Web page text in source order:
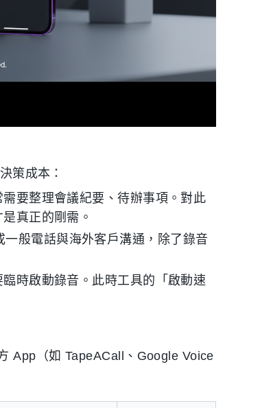
策成本：
要整理會議紀要、待辦事項。對此
真正的剛需。
般電話與海外客戶溝通，除了錄音
時啟動錄音。此時工具的「啟動速
App（如 TapeACall、Google Voice